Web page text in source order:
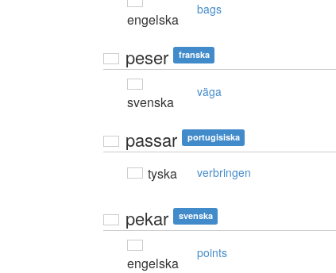
engelska
bags
peser franska
svenska
väga
passar portugisiska
tyska verbringen
pekar svenska
engelska
points